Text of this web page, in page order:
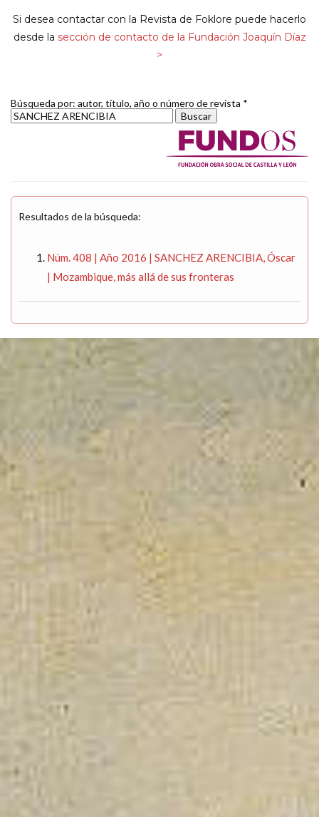
Si desea contactar con la Revista de Foklore puede hacerlo
desde la sección de contacto de la Fundación Joaquín Díaz
>
Búsqueda por: autor, título, año o número de revista *
Resultados de la búsqueda:
Núm. 408 | Año 2016 | SANCHEZ ARENCIBIA, Óscar
| Mozambique, más allá de sus fronteras